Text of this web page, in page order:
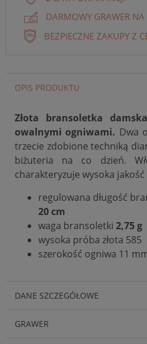
DARMOWY GRAWER NA
BEZPIECZNE ZAKUPY Z
OPIS PRODUKTU
Złota bransoletka
owalnymi ogniwami. Dwa
trzecie zdobione techniką
biżuteria na co dzień. W
charakteryzuje wysoka
regulowana długość
20 cm
waga bransoletki 2,75 g
wysoka próba złota 585
szerokość ogniwa 11
DANE SZCZEGÓŁOWE
GRAWER